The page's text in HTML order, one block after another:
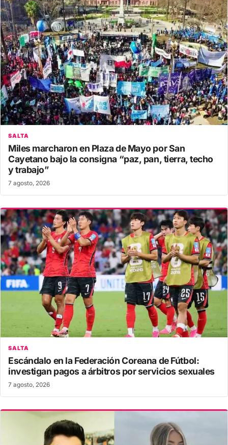
SALTA
Miles marcharon en Plaza de Mayo por San
Cayetano bajo la consigna “paz, pan, tierra, techo
y trabajo”
7 agosto, 2026
SALTA
Escándalo en la Federación Coreana de Fútbol:
investigan pagos a árbitros por servicios sexuales
7 agosto, 2026